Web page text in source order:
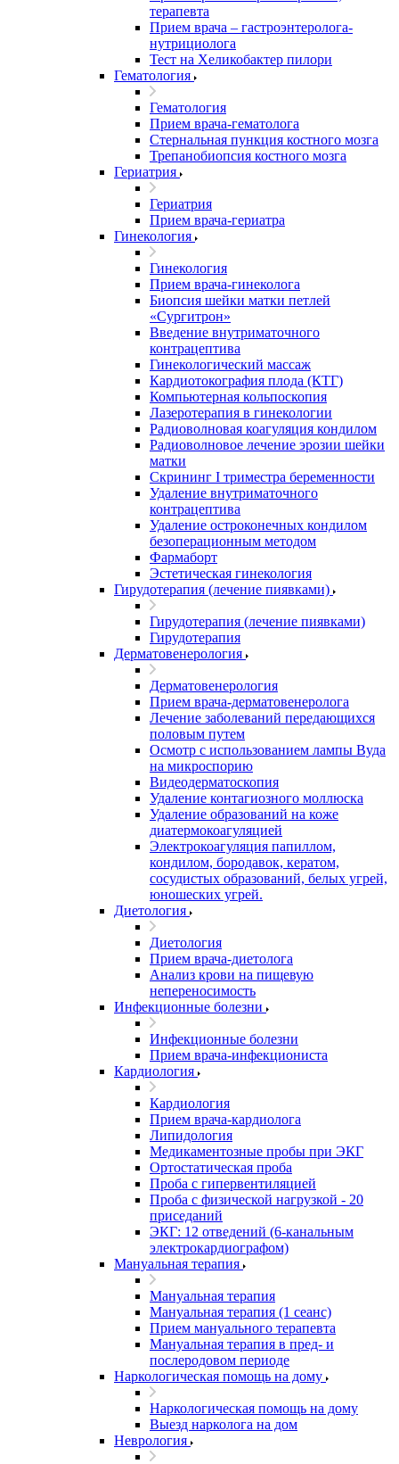
терапевта
Прием врача – гастроэнтеролога-
нутрициолога
Тест на Хеликобактер пилори
Гематология
Гематология
Прием врача-гематолога
Стернальная пункция костного мозга
Трепанобиопсия костного мозга
Гериатрия
Гериатрия
Прием врача-гериатра
Гинекология
Гинекология
Прием врача-гинеколога
Биопсия шейки матки петлей
«Сургитрон»
Введение внутриматочного
контрацептива
Гинекологический массаж
Кардиотокография плода (КТГ)
Компьютерная кольпоскопия
Лазеротерапия в гинекологии
Радиоволновая коагуляция кондилом
Радиоволновое лечение эрозии шейки
матки
Скрининг I триместра беременности
Удаление внутриматочного
контрацептива
Удаление остроконечных кондилом
безоперационным методом
Фармаборт
Эстетическая гинекология
Гирудотерапия (лечение пиявками)
Гирудотерапия (лечение пиявками)
Гирудотерапия
Дерматовенерология
Дерматовенерология
Прием врача-дерматовенеролога
Лечение заболеваний передающихся
половым путем
Осмотр с использованием лампы Вуда
на микроспорию
Видеодерматоскопия
Удаление контагиозного моллюска
Удаление образований на коже
диатермокоагуляцией
Электрокоагуляция папиллом,
кондилом, бородавок, кератом,
сосудистых образований, белых угрей,
юношеских угрей.
Диетология
Диетология
Прием врача-диетолога
Анализ крови на пищевую
непереносимость
Инфекционные болезни
Инфекционные болезни
Прием врача-инфекциониста
Кардиология
Кардиология
Прием врача-кардиолога
Липидология
Медикаментозные пробы при ЭКГ
Ортостатическая проба
Проба с гипервентиляцией
Проба с физической нагрузкой - 20
приседаний
ЭКГ: 12 отведений (6-канальным
электрокардиографом)
Мануальная терапия
Мануальная терапия
Мануальная терапия (1 сеанс)
Прием мануального терапевта
Мануальная терапия в пред- и
послеродовом периоде
Наркологическая помощь на дому
Наркологическая помощь на дому
Выезд нарколога на дом
Неврология